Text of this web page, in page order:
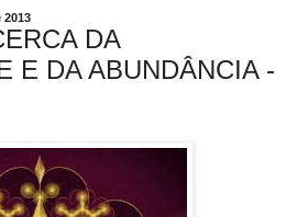
2013
DA
E DA ABUNDÂNCIA -